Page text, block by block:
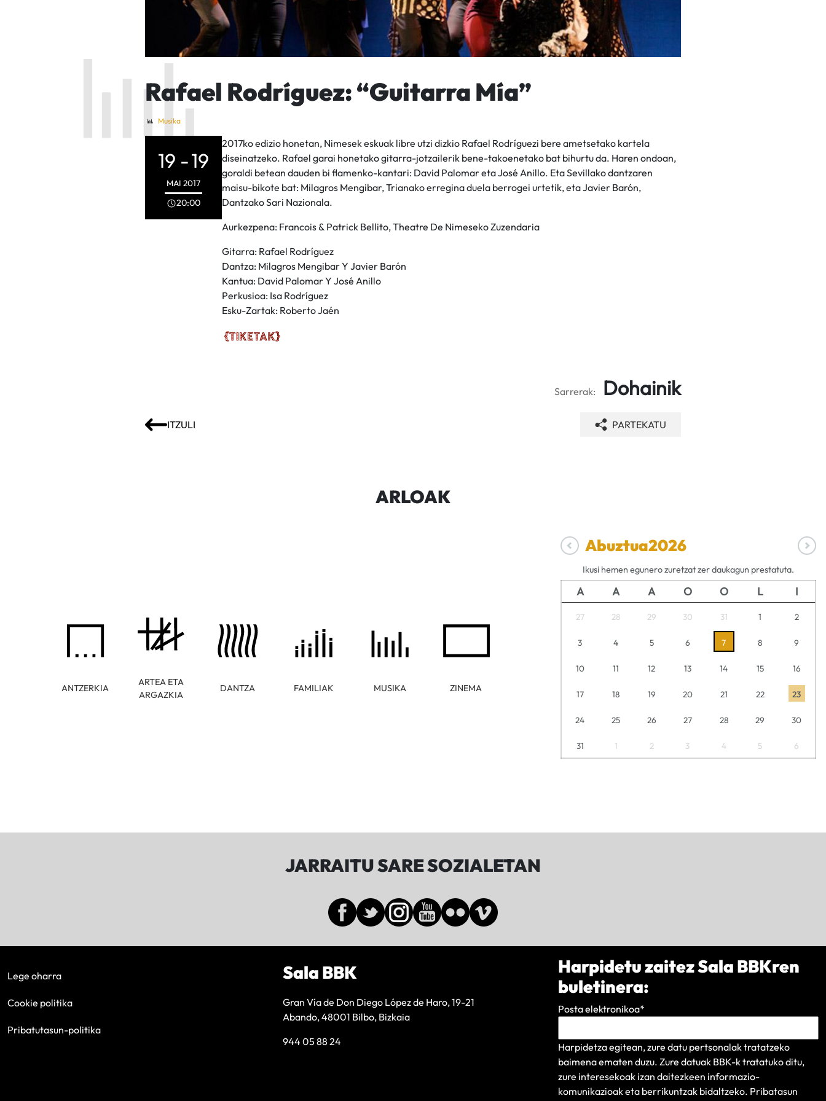
Rafael Rodríguez: “Guitarra Mía”
Musika
19 -19
MAI 2017
20:00
2017ko edizio honetan, Nimesek eskuak libre utzi dizkio Rafael Rodríguezi bere ametsetako kartela
diseinatzeko. Rafael garai honetako gitarra-jotzailerik bene-takoenetako bat bihurtu da. Haren ondoan,
goraldi betean dauden bi flamenko-kantari: David Palomar eta José Anillo. Eta Sevillako dantzaren
maisu-bikote bat: Milagros Mengibar, Trianako erregina duela berrogei urtetik, eta Javier Barón,
Dantzako Sari Nazionala.
Aurkezpena: Francois & Patrick Bellito, Theatre De Nimeseko Zuzendaria
Gitarra: Rafael Rodríguez
Dantza: Milagros Mengibar Y Javier Barón
Kantua: David Palomar Y José Anillo
Perkusioa: Isa Rodríguez
Esku-Zartak: Roberto Jaén
Sarrerak: Dohainik
ITZULI PARTEKATU
ARLOAK
ANTZERKIA
ARTEA ETA
ARGAZKIA
DANTZA FAMILIAK MUSIKA ZINEMA
Abuztua2026
Ikusi hemen egunero zuretzat zer daukagun prestatuta.
A A A O O L I
27 28 29 30 31 1 2
3 4 5 6 7 8 9
10 11 12 13 14 15 16
17 18 19 20 21 22 23
24 25 26 27 28 29 30
31 1 2 3 4 5 6
JARRAITU SARE SOZIALETAN
Lege oharra
Cookie politika
Pribatutasun-politika
Sala BBK
Gran Vía de Don Diego López de Haro, 19-21
Abando, 48001 Bilbo, Bizkaia
944 05 88 24
Harpidetu zaitez Sala BBKren
buletinera:
Posta elektronikoa*
Harpidetza egitean, zure datu pertsonalak tratatzeko
baimena ematen duzu. Zure datuak BBK-k tratatuko ditu,
zure interesekoak izan daitezkeen informazio-
komunikazioak eta berrikuntzak bidaltzeko. Pribatasun